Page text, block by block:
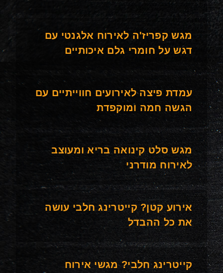
מגש קפריז'ה לאירוח אלגנטי עם
דגש על חומרי גלם איכותיים
עמדת פיצה לאירועים חווייתיים עם
הגשה חמה ומוקפדת
מגש סלט קינואה בריא ומעוצב
לאירוח מודרני
אירוע קטן? קייטרינג חלבי עושה
את כל ההבדל
קייטרינג חלבי? מגשי אירוח